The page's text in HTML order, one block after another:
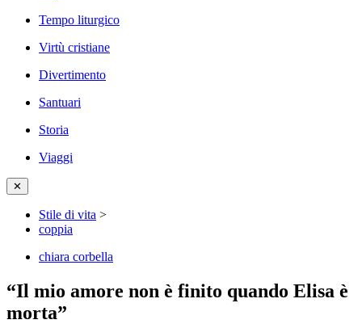
Tempo liturgico
Virtù cristiane
Divertimento
Santuari
Storia
Viaggi
✕
Stile di vita >
coppia
chiara corbella
“Il mio amore non è finito quando Elisa è
morta”